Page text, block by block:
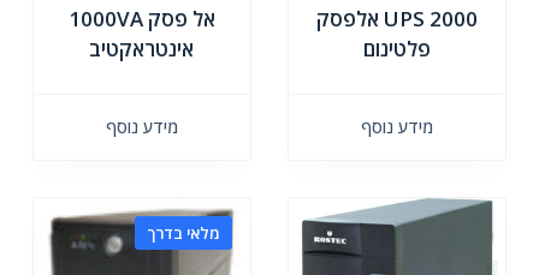
UPS 2000 אלפסק
פלטינום
מידע נוסף
אל פסק 1000VA
אינטראקטיב
מידע נוסף
מלאי בדרך